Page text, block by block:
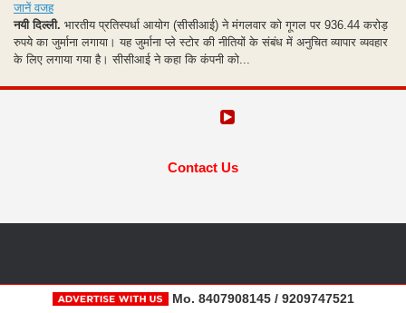
जानें वजह
नयी दिल्ली. भारतीय प्रतिस्पर्धा आयोग (सीसीआई) ने मंगलवार को गूगल पर 936.44 करोड़
रुपये का जुर्माना लगाया। यह जुर्माना प्ले स्टोर की नीतियों के संबंध में अनुचित व्यापार व्यवहार
के लिए लगाया गया है। सीसीआई ने कहा कि कंपनी को...
Contact Us
Mo. 8407908145 / 9209747521